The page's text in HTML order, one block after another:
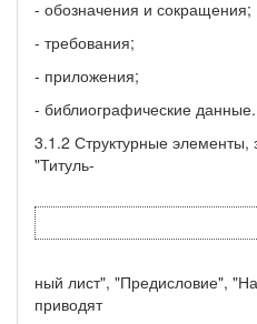
- обозначения и сокращения;
- требования;
- приложения;
- библиографические данные.
3.1.2 Структурные
"Титуль-
ный лист", "Предисловие",
приводят